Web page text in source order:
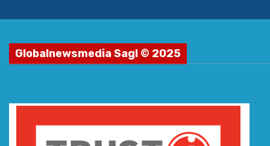
Globalnewsmedia Sagl © 2025